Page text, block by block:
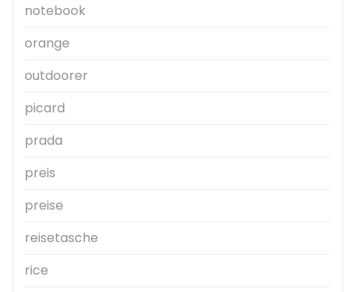
notebook
orange
outdoorer
picard
prada
preis
preise
reisetasche
rice